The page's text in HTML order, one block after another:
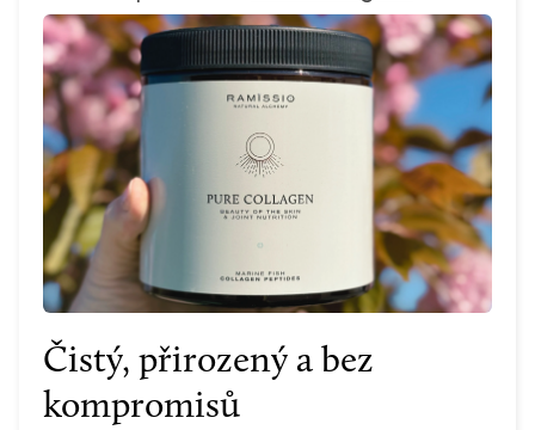
Čistý, přirozený a bez
kompromisů